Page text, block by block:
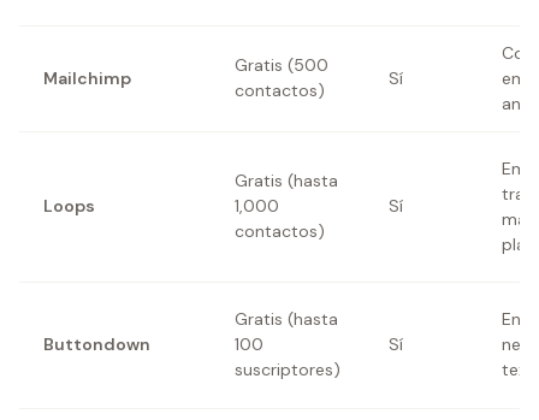
Mailchimp
Gratis (500
contactos)
Sí
Loops
Gratis (hasta
1,000
contactos)
Sí
Buttondown
Gratis (hasta
100
suscriptores)
Sí